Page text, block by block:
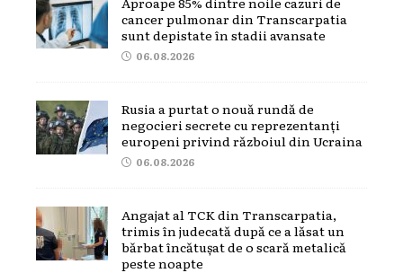
cancer pulmonar din Transcarpatia
sunt depistate în stadii avansate
06.08.2026
Rusia a purtat o nouă rundă de
negocieri secrete cu reprezentanți
europeni privind războiul din Ucraina
06.08.2026
Angajat al TCK din Transcarpatia,
trimis în judecată după ce a lăsat un
bărbat încătușat de o scară metalică
peste noapte